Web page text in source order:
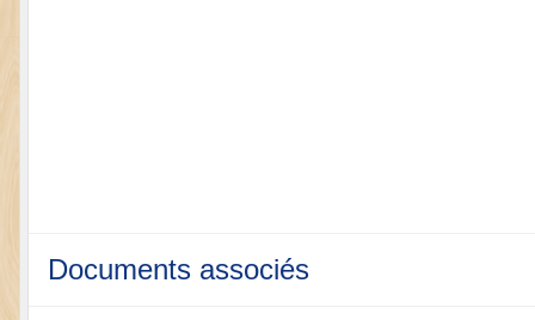
Documents associés